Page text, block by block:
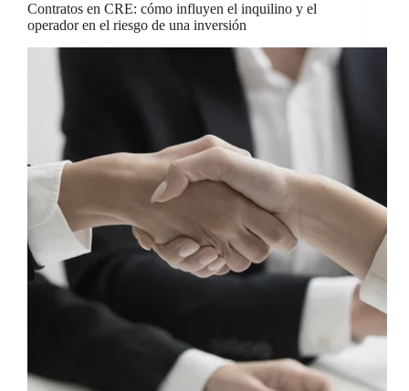
Contratos en CRE: cómo influyen el inquilino y el
operador en el riesgo de una inversión